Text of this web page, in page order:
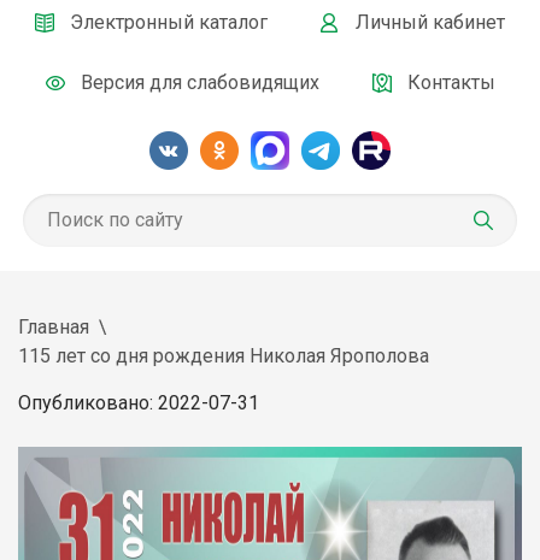
Электронный каталог Личный кабинет
Версия для слабовидящих Контакты
Главная
115 лет со дня рождения Николая Ярополова
Опубликовано: 2022-07-31